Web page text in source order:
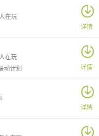
进行投掷攻击，并将对手摔
在玩
详情
在玩
动计划
详情
详情